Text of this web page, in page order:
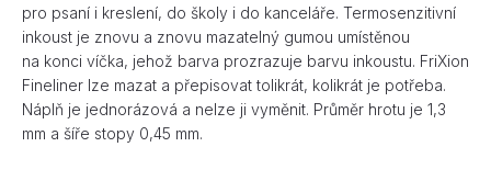
pro psaní i kreslení, do školy i do kanceláře. Termosenzitivní
inkoust je znovu a znovu mazatelný gumou umístěnou
na konci víčka, jehož barva prozrazuje barvu inkoustu. FriXion
Fineliner lze mazat a přepisovat tolikrát, kolikrát je potřeba.
Náplň je jednorázová a nelze ji vyměnit. Průměr hrotu je 1,3
mm a šíře stopy 0,45 mm.